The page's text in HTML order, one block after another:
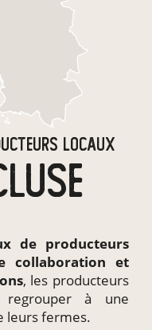
LOCAUX
de producteurs
collaboration et
, les producteurs
regrouper à une
leurs fermes.